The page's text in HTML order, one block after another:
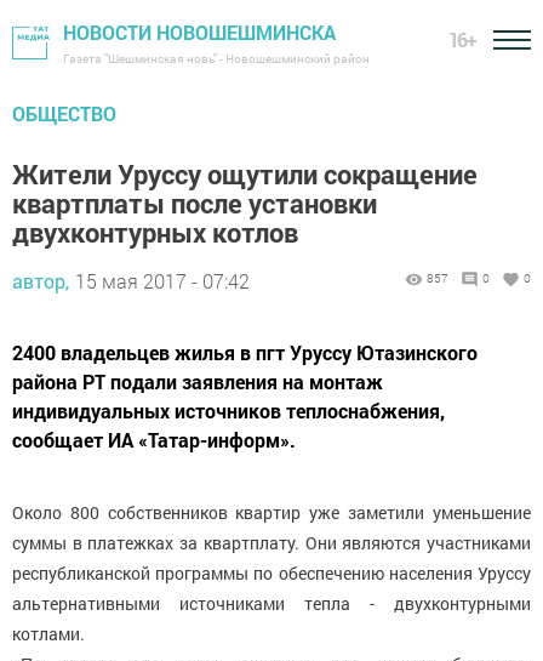
НОВОСТИ НОВОШЕШМИНСКА
Газета "Шешминская новь" - Новошешминский район
16+
ОБЩЕСТВО
Жители Уруссу ощутили сокращение
квартплаты после установки
двухконтурных котлов
автор, 15 мая 2017 - 07:42 857 0 0
2400 владельцев жилья в пгт Уруссу Ютазинского
района РТ подали заявления на монтаж
индивидуальных источников теплоснабжения,
сообщает ИА «Татар-информ».
Около 800 собственников квартир уже заметили уменьшение
суммы в платежках за квартплату. Они являются участниками
республиканской программы по обеспечению населения Уруссу
альтернативными источниками тепла - двухконтурными
котлами.